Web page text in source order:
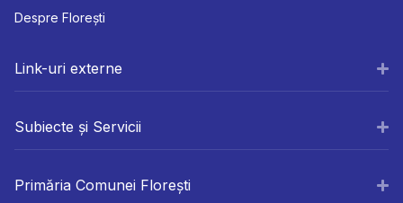
Despre Florești
Link-uri externe
Subiecte și Servicii
Primăria Comunei Florești